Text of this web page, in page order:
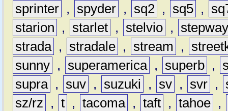
sprinter , spyder , sq2 , sq5 ,
starion
, starlet , stelvio ,
strada , stradale , stream ,
sunny , superamerica , superb ,
supra , suv , suzuki , sv , svr ,
sz/rz
, t , tacoma , taft , tahoe ,